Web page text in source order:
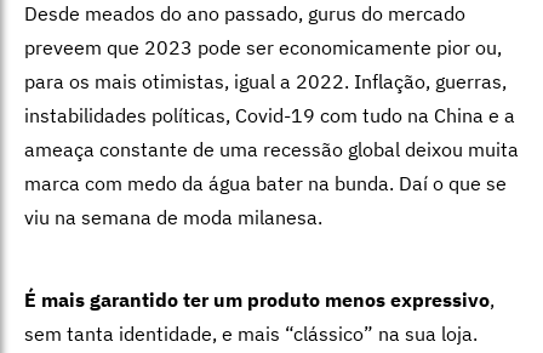
Desde meados do ano passado, gurus do mercado
preveem que 2023 pode ser economicamente pior ou,
para os mais otimistas, igual a 2022. Inflação, guerras,
instabilidades políticas, Covid-19 com tudo na China e a
ameaça constante de uma recessão global deixou muita
marca com medo da água bater na bunda. Daí o que se
viu na semana de moda milanesa.
É mais garantido ter um produto menos expressivo,
sem tanta identidade, e mais “clássico” na sua loja.